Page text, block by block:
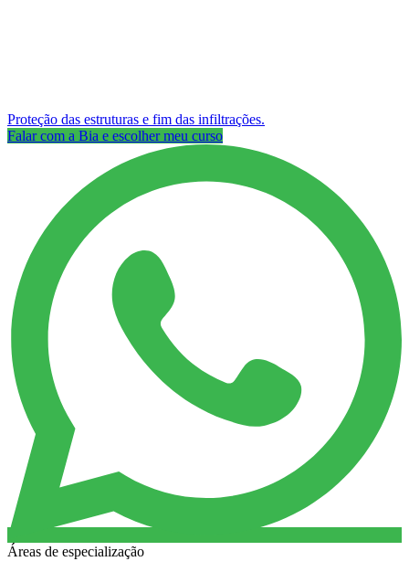
Proteção das estruturas e fim das infiltrações.
Falar com a Bia e escolher meu curso
Áreas de especialização